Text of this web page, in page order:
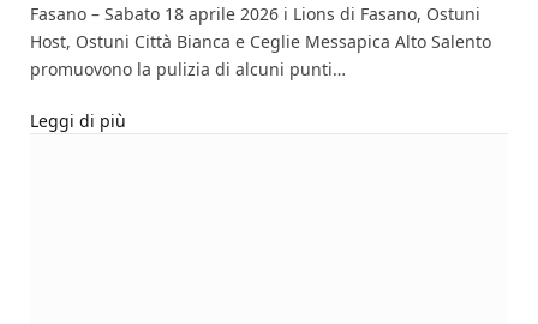
Fasano – Sabato 18 aprile 2026 i Lions di Fasano, Ostuni
Host, Ostuni Città Bianca e Ceglie Messapica Alto Salento
promuovono la pulizia di alcuni punti…
Leggi di più